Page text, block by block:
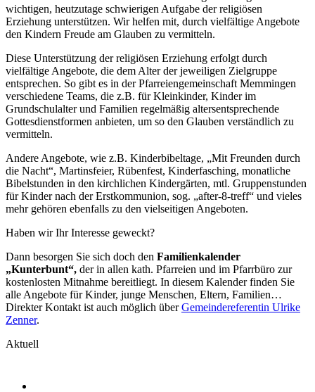
wichtigen, heutzutage schwierigen Aufgabe der religiösen
Erziehung unterstützen. Wir helfen mit, durch vielfältige Angebote
den Kindern Freude am Glauben zu vermitteln.
Diese Unterstützung der religiösen Erziehung erfolgt durch
vielfältige Angebote, die dem Alter der jeweiligen Zielgruppe
entsprechen. So gibt es in der Pfarreiengemeinschaft Memmingen
verschiedene Teams, die z.B. für Kleinkinder, Kinder im
Grundschulalter und Familien regelmäßig altersentsprechende
Gottesdienstformen anbieten, um so den Glauben verständlich zu
vermitteln.
Andere Angebote, wie z.B. Kinderbibeltage, „Mit Freunden durch
die Nacht“, Martinsfeier, Rübenfest, Kinderfasching, monatliche
Bibelstunden in den kirchlichen Kindergärten, mtl. Gruppenstunden
für Kinder nach der Erstkommunion, sog. „after-8-treff“ und vieles
mehr gehören ebenfalls zu den vielseitigen Angeboten.
Haben wir Ihr Interesse geweckt?
Dann besorgen Sie sich doch den Familienkalender
„Kunterbunt“, der in allen kath. Pfarreien und im Pfarrbüro zur
kostenlosten Mitnahme bereitliegt. In diesem Kalender finden Sie
alle Angebote für Kinder, junge Menschen, Eltern, Familien…
Direkter Kontakt ist auch möglich überGemeindereferentin Ulrike
Zenner.
Aktuell